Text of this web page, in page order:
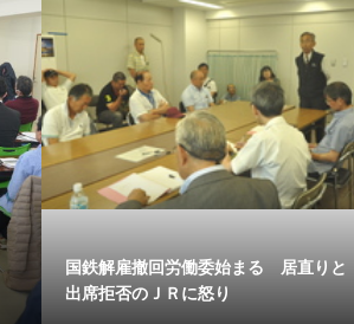
国鉄解雇撤回労働委始まる 居直りと
出席拒否のＪＲに怒り